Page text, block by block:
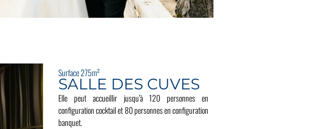
Surface 275m²
SALLE DES CUVES
Elle peut accueillir jusqu’à 120 personnes en
configuration cocktailet 80 personnes en configuration
banquet.